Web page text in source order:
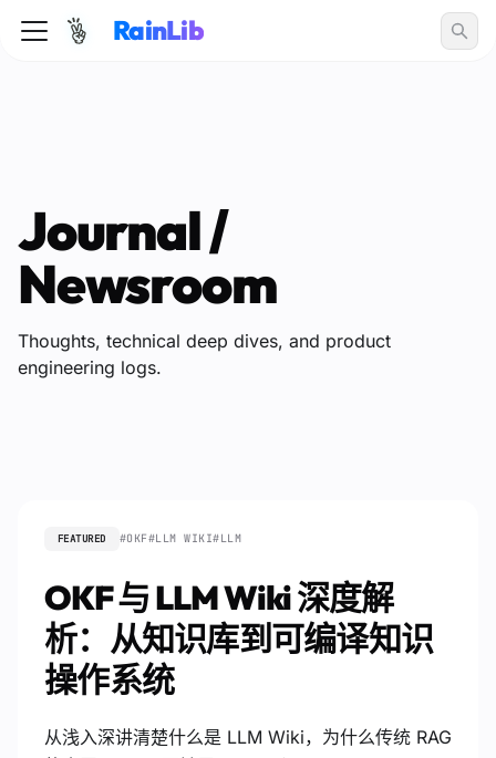
RainLib
Journal /
Newsroom
Thoughts, technical deep dives, and product
engineering logs.
FEATURED #OKF#LLM WIKI#LLM
OKF 与 LLM Wiki 深度解
析：从知识库到可编译知识
操作系统
从浅入深讲清楚什么是 LLM Wiki，为什么传统 RAG